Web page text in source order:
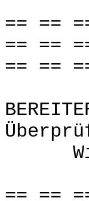
== ==
== ==
== ==
== ==